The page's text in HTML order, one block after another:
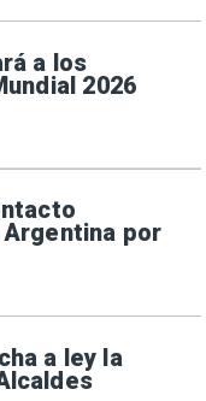
a los
2026
por
a ley la